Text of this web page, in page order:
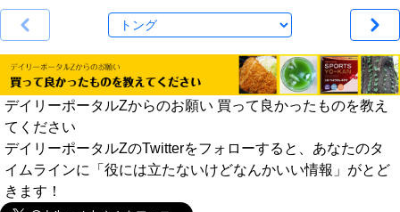
デイリーポータルZからのお願い 買って良かったものを教え
てください
デイリーポータルZのTwitterをフォローすると、あなたのタ
イムラインに「役には立たないけどなんかいい情報」がとど
きます！